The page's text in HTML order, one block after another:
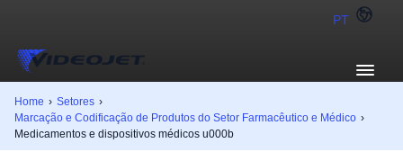
PT
Home › Setores ›
Marcação e Codificação de Produtos do Setor Farmacêutico e Médico ›
Medicamentos e dispositivos médicos u000b